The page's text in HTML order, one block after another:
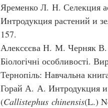
Яременко Л. Н. Селекция
Интродукция растений и
157.
Алексєєва Н. М. Черняк
Біологічні особливості.
Тернопіль: Навчальна
Горай А. А. Интродукция и
(Callistephus chinensis(L.)